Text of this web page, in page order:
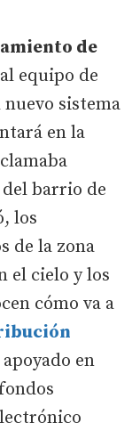
de
equipo de
sistema
en la
barrio de
los
de la zona
el cielo y los
cómo va a
apoyado en